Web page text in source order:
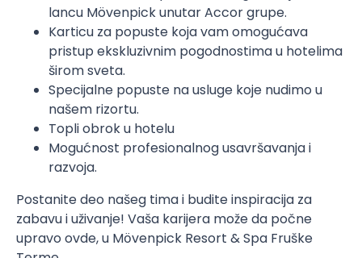
lancu Mövenpick unutar Accor grupe.
Karticu za popuste koja vam omogućava
pristup ekskluzivnim pogodnostima u hotelima
širom sveta.
Specijalne popuste na usluge koje nudimo u
našem rizortu.
Topli obrok u hotelu
Mogućnost profesionalnog usavršavanja i
razvoja.
Postanite deo našeg tima i budite inspiracija za
zabavu i uživanje! Vaša karijera može da počne
upravo ovde, u Mӧvenpick Resort & Spa Fruške